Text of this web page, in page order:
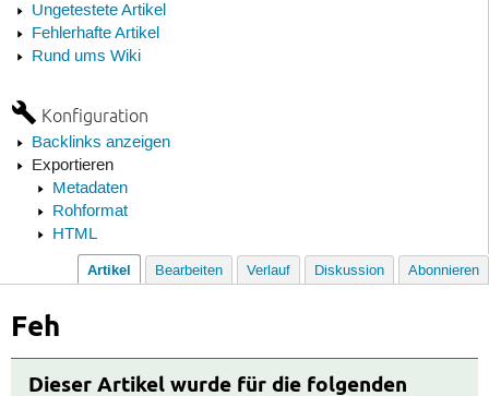
Ungetestete Artikel
Fehlerhafte Artikel
Rund ums Wiki
Konfiguration
Backlinks anzeigen
Exportieren
Metadaten
Rohformat
HTML
Artikel Bearbeiten Verlauf Diskussion Abonnieren
Feh
Dieser Artikel wurde für die folgenden